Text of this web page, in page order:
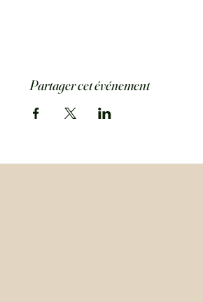
Partager cet événement